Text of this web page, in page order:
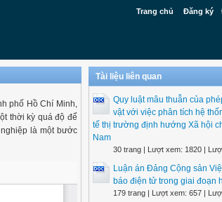
Trang chủ Đăng ký
phố Hồ Chí Minh,
thời kỳ quá độ để
là một bước
Tài liệu liên quan
Quy luật mâu thuẫn của
vật với việc phân tích hệ
tế thị trường định hướng Xã hội
Nam
30 trang | Lượt xem: 1820 |
Luận án Đảng Cộng sản
báo điện tử trong giai đoạn
179 trang | Lượt xem: 657 |